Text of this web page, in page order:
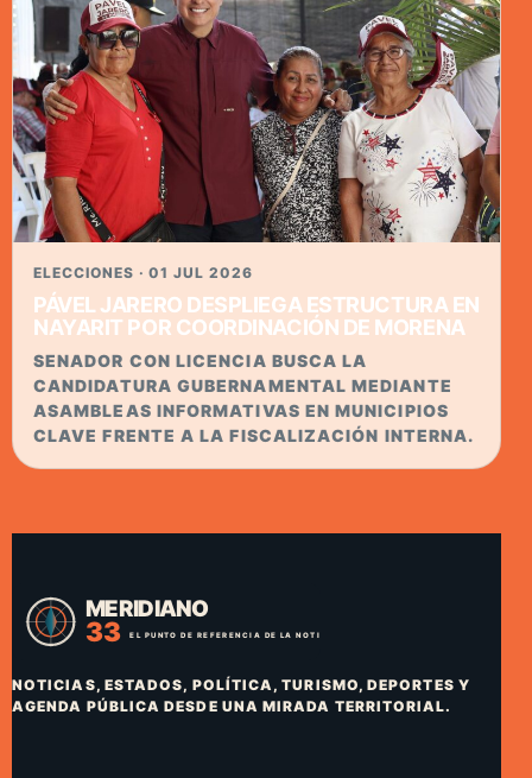
ELECCIONES · 01 JUL 2026
PÁVEL JARERO DESPLIEGA ESTRUCTURA EN
NAYARIT POR COORDINACIÓN DE MORENA
SENADOR CON LICENCIA BUSCA LA
CANDIDATURA GUBERNAMENTAL MEDIANTE
ASAMBLEAS INFORMATIVAS EN MUNICIPIOS
CLAVE FRENTE A LA FISCALIZACIÓN INTERNA.
NOTICIAS, ESTADOS, POLÍTICA, TURISMO, DEPORTES Y
AGENDA PÚBLICA DESDE UNA MIRADA TERRITORIAL.